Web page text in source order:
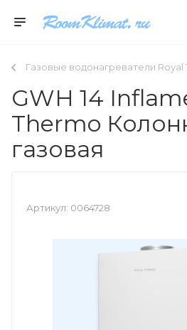
Газовые водонагреватели Royal
GWH 14
Thermo
газовая
Артикул: 0064728